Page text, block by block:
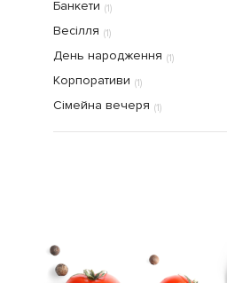
(1)
Банкети
(1)
Весілля
(1)
День народження
(1)
Корпоративи
(1)
Сімейна вечеря